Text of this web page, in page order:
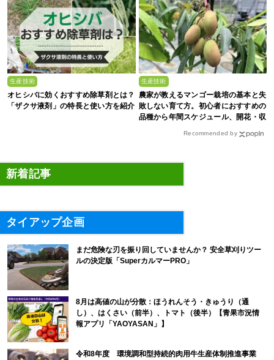
生産技術
オヒシバに効くおすすめ除草剤とは？
「ザクサ液剤」の特長と使い方を紹介
生産技術
農家が教えるマンゴー栽培の基本と失
敗しない育て方。初心者におすすめの
品種から年間スケジュール、開花・収
Recommended by
新着記事
タイアップ企画
まだ危険な刃を振り回していませんか？ 安全草刈りツー
ルの決定版「SuperカルマーPRO」
8月は高値の山が分散：ほうれんそう・きゅうり（通
し）、はくさい（前半）、トマト（後半）【青果市況情
報アプリ「YAOYASAN」】
令和8年度 環境調和型持続的肉用牛生産体制推進事業